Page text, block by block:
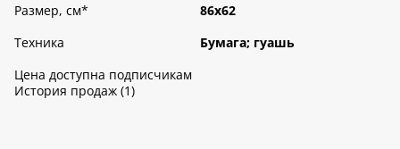
Размер, см*
86х62
Техника
Бумага; гуашь
Цена доступна подписчикам
История продаж (1)